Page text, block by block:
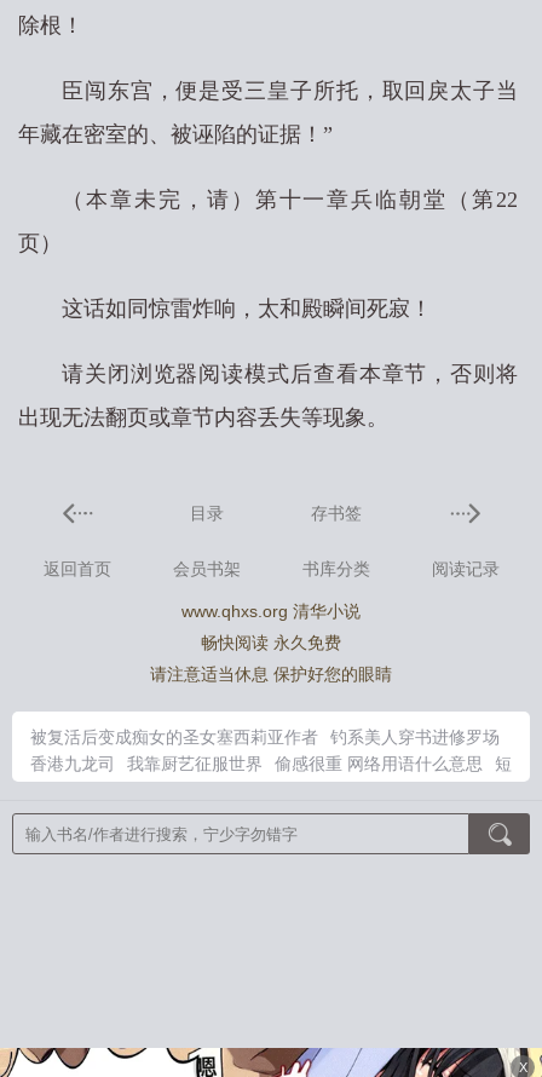
除根！
臣闯东宫，便是受三皇子所托，取回戾太子当
年藏在密室的、被诬陷的证据！”
（本章未完，请）第十一章兵临朝堂（第22
页）
这话如同惊雷炸响，太和殿瞬间死寂！
请关闭浏览器阅读模式后查看本章节，否则将
出现无法翻页或章节内容丢失等现象。
目录 存书签
返回首页 会员书架 书库分类 阅读记录
www.qhxs.org 清华小说
畅快阅读 永久免费
请注意适当休息 保护好您的眼睛
被复活后变成痴女的圣女塞西莉亚作者
钓系美人穿书进修罗场
香港九龙司
我靠厨艺征服世界 偷感很重 网络用语什么意思
短
零团宠小辣媳免费阅读
偷感太重的人十大表现
笑傲江湖电视剧
东方不败扮演者
穿书八零推 我靠厨艺掀翻朝庭
逍遥都市仙帝苏
极品娇娇穿六零，最野糙汉忙宠妻
游戏大神：不到六级，你要越
X